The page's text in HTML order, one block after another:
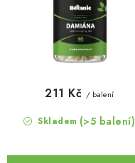
Skladem (>5 balení)
211 Kč / balení